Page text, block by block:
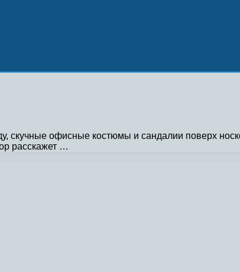
скучные офисные костюмы и сандалии поверх
расскажет …